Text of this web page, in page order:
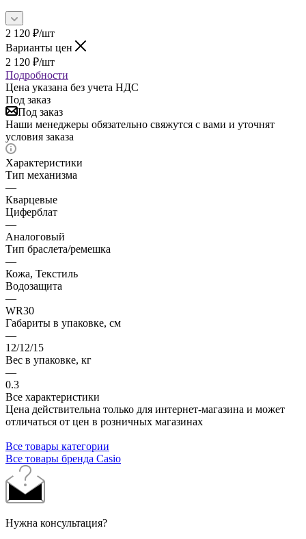
2 120 ₽/шт
Варианты цен
2 120 ₽/шт
Подробности
Цена указана без учета НДС
Под заказ
Под заказ
Наши менеджеры обязательно свяжутся с вами и уточнят
условия заказа
Характеристики
Тип механизма
—
Кварцевые
Циферблат
—
Аналоговый
Тип браслета/ремешка
—
Кожа, Текстиль
Водозащита
—
WR30
Габариты в упаковке, см
—
12/12/15
Вес в упаковке, кг
—
0.3
Все характеристики
Цена действительна только для интернет-магазина и может
отличаться от цен в розничных магазинах
Все товары категории
Все товары бренда Casio
Нужна консультация?